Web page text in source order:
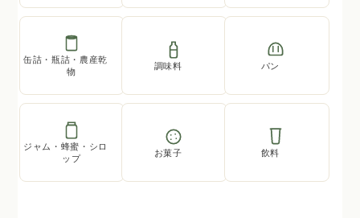
缶詰・瓶詰・農産乾
物
調味料 パン
ジャム・蜂蜜・シロ
ップ
お菓子 飲料